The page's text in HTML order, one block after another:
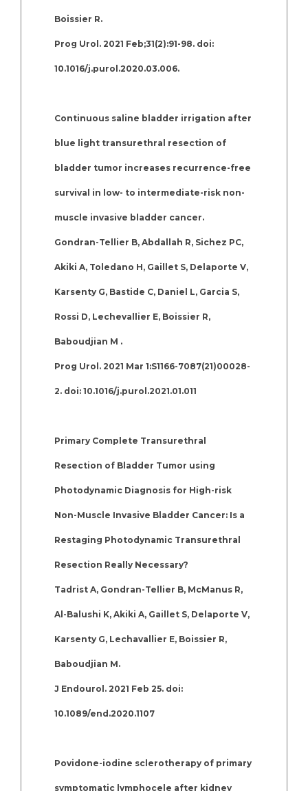
Boissier R.
Prog Urol. 2021 Feb;31(2):91-98. doi:
10.1016/j.purol.2020.03.006.
Continuous saline bladder irrigation after
blue light transurethral resection of
bladder tumor increases recurrence-free
survival in low- to intermediate-risk non-
muscle invasive bladder cancer.
Gondran-Tellier B, Abdallah R, Sichez PC,
Akiki A, Toledano H, Gaillet S, Delaporte V,
Karsenty G, Bastide C, Daniel L, Garcia S,
Rossi D, Lechevallier E, Boissier R,
Baboudjian M .
Prog Urol. 2021 Mar 1:S1166-7087(21)00028-
2. doi: 10.1016/j.purol.2021.01.011
Primary Complete Transurethral
Resection of Bladder Tumor using
Photodynamic Diagnosis for High-risk
Non-Muscle Invasive Bladder Cancer: Is a
Restaging Photodynamic Transurethral
Resection Really Necessary?
Tadrist A, Gondran-Tellier B, McManus R,
Al-Balushi K, Akiki A, Gaillet S, Delaporte V,
Karsenty G, Lechavallier E, Boissier R,
Baboudjian M.
J Endourol. 2021 Feb 25. doi:
10.1089/end.2020.1107
Povidone-iodine sclerotherapy of primary
symptomatic lymphocele after kidney